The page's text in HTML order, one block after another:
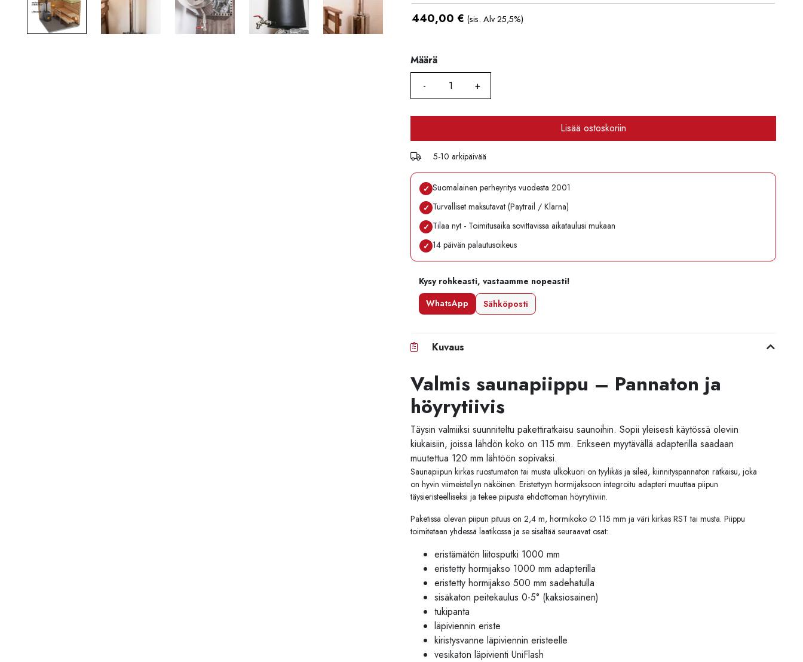
TOTO
Kylpyhuonekalusteet
440,00 € (sis. Alv 25,5%)
Määrä
Määrä
Lisää ostoskoriin
5-10 arkipäivää
✓ Suomalainen perheyritys vuodesta 2001
✓ Turvalliset maksutavat (Paytrail / Klarna)
✓ Tilaa nyt - Toimitusaika sovittavissa aikataulusi mukaan
✓ 14 päivän palautusoikeus
Kysy rohkeasti, vastaamme nopeasti!
WhatsApp
Sähköposti
Kuvaus
Valmis saunapiippu – Pannaton ja
höyrytiivis
Täysin valmiiksi suunniteltu pakettiratkaisu saunoihin. Sopii yleisesti käytössä oleviin
kiukaisiin, joissa lähdön koko on 115 mm. Erikseen myytävällä adapterilla saadaan
muutettua 120 mm lähtöön sopivaksi.
Saunapiipun kirkas ruostumaton tai musta ulkokuori on tyylikäs ja sileä, kiinnityspannaton ratkaisu, joka
on hyvin viimeistellyn näköinen. Eristettyyn hormijaksoon integroitu adapteri muuttaa piipun
täysieristeelliseksi ja tekee piipusta ehdottoman höyrytiiviin.
Paketissa olevan piipun pituus on 2,4 m, hormikoko ∅ 115 mm ja väri kirkas RST tai musta. Piippu
toimitetaan yhdessä laatikossa ja se sisältää seuraavat osat:
eristämätön liitosputki 1000 mm
eristetty hormijakso 1000 mm adapterilla
eristetty hormijakso 500 mm sadehatulla
sisäkaton peitekaulus 0-5° (kaksiosainen)
tukipanta
läpiviennin eriste
kiristysvanne läpiviennin eristeelle
vesikaton läpivienti UniFlash